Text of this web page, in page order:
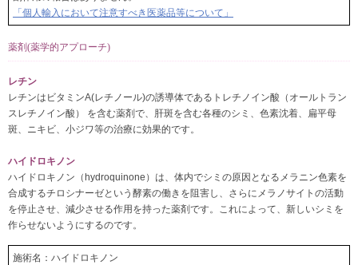
「個人輸入において注意すべき医薬品等について」
薬剤(薬学的アプローチ)
レチン
レチンはビタミンA(レチノール)の誘導体であるトレチノイン酸（オールトラン
スレチノイン酸） を含む薬剤で、肝斑を含む各種のシミ、色素沈着、扁平母
斑、ニキビ、小ジワ等の治療に効果的です。
ハイドロキノン
ハイドロキノン（hydroquinone）は、体内でシミの原因となるメラニン色素を
合成するチロシナーゼという酵素の働きを阻害し、さらにメラノサイトの活動
を停止させ、減少させる作用を持った薬剤です。これによって、新しいシミを
作らせないようにするのです。
施術名：ハイドロキノン